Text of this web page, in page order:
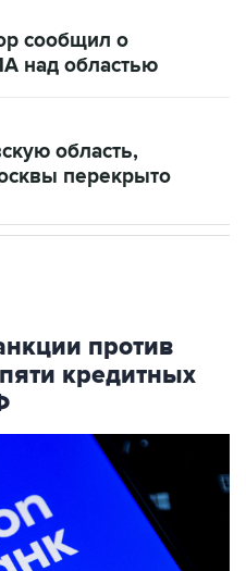
сообщил о
над областью
область,
перекрыто
против
кредитных